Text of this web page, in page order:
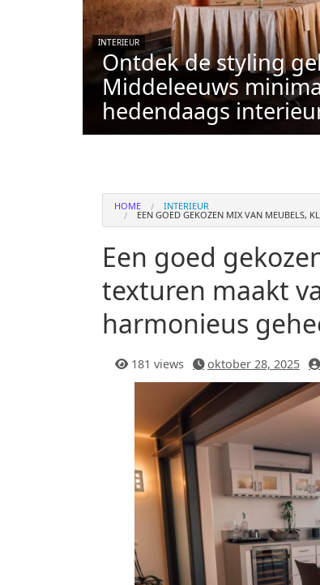
INTERIEUR
Ontdek de styling
Middeleeuws
hedendaags
HOME INTERIEUR
EEN GOED GEKOZEN MIX VAN MEUBELS,
Een goed
texturen maakt
harmonieus
181 views oktober 28, 2025